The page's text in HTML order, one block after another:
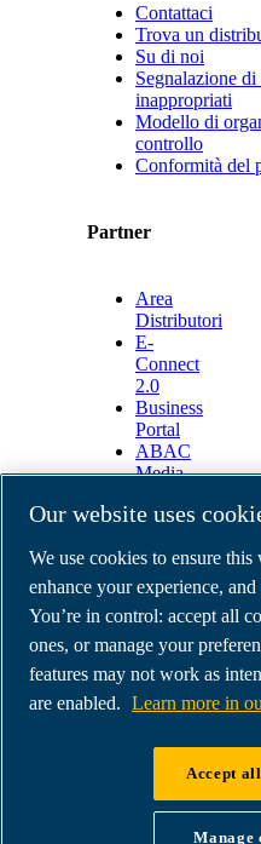
Contattaci
Trova un
Su di noi
Segnalazione
inappropriati
Modello di
controllo
Conformità del
Partner
Area
Distributori
E-
Connect
2.0
Business
Portal
ABAC
Media
Legal & Privacy Notices
Order return form
Order claim form
Manage cookies
ABAC Italia | MultiAir
Montecchio Maggiore
Our website uses
We use cookies to ensure
enhance your experience,
You’re in control: accept all
ones, or manage your
features may not work as
are enabled. Learn more in
Accept
Manage